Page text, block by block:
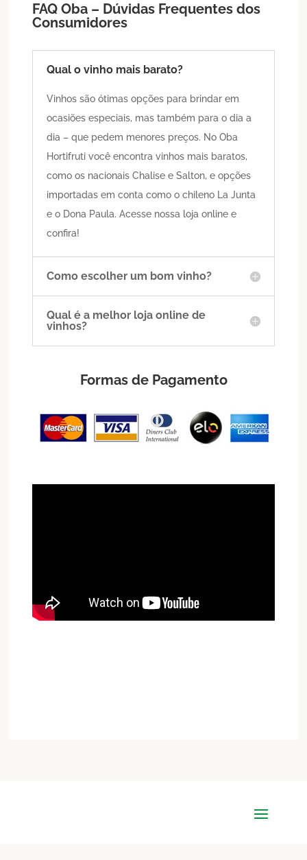
FAQ Oba – Dúvidas Frequentes dos
Consumidores
Qual o vinho mais barato?
Vinhos são ótimas opções para brindar em
ocasiões especiais, mas também para o dia a
dia – que pedem menores preços. No Oba
Hortifruti você encontra vinhos mais baratos,
como os nacionais Chalise e Salton, e opções
importadas em conta como o chileno La Junta
e o Dona Paula. Acesse nossa loja online e
confira!
Como escolher um bom vinho?
Qual é a melhor loja online de
vinhos?
Formas de Pagamento